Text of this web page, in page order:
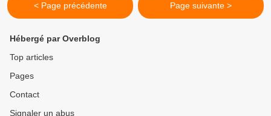
< Page précédente Page suivante >
Hébergé par Overblog
Top articles
Pages
Contact
Signaler un abus